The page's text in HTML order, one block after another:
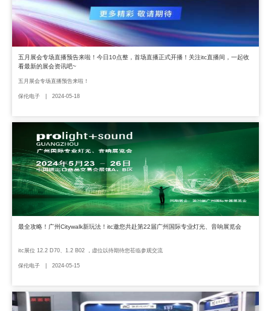
五月展会专场直播预告来啦！今日10点整，首场直播正式开播！关注itc直播间，一起收
看最新的展会资讯吧~
五月展会专场直播预告来啦！
保伦电子 | 2024-05-18
最全攻略！广州Citywalk新玩法！itc邀您共赴第22届广州国际专业灯光、音响展览会
itc展位 12.2 D70、1.2 B02 ，虚位以待期待您莅临参观交流
保伦电子 | 2024-05-15